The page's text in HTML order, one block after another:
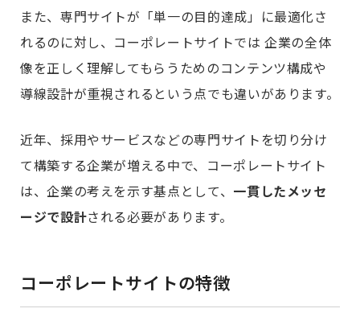
また、専門サイトが「単一の目的達成」に最適化さ
れるのに対し、コーポレートサイトでは 企業の全体
像を正しく理解してもらうためのコンテンツ構成や
導線設計が重視されるという点でも違いがあります。
近年、採用やサービスなどの専門サイトを切り分け
て構築する企業が増える中で、コーポレートサイト
は、企業の考えを示す基点として、 一貫したメッセ
ージで設計される必要があります。
コーポレートサイトの特徴